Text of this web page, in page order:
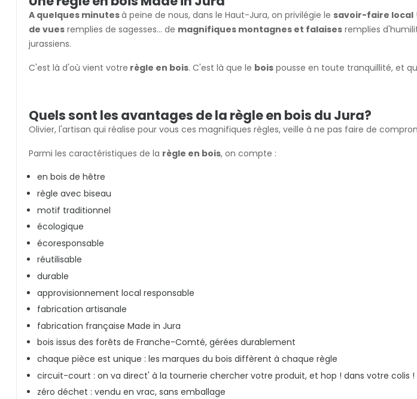
A quelques minutesà peine de nous, dans le Haut-Jura, on privilégie le savoir-faire local
de vues remplies de sagesses... de magnifiques montagnes et falaises remplies
jurassiens.
C'est là d'où vient votre règle en bois. C'est là que le bois pousse en toute tranquillité, et
Quels sont les avantages de la règle en bois du Jura?
Olivier, l'artisan qui réalise pour vous ces magnifiques règles, veille à ne pas faire de
Parmi les caractéristiques de la règle en bois, on compte :
en bois de hêtre
règle avec biseau
motif traditionnel
écologique
écoresponsable
réutilisable
durable
approvisionnement local responsable
fabrication artisanale
fabrication française Made in Jura
bois issus des forêts de Franche-Comté, gérées durablement
chaque pièce est unique : les marques du bois diffèrent à chaque règle
circuit-court : on va direct' à la tournerie chercher votre produit, et hop ! dans votre colis !
zéro déchet : vendu en vrac, sans emballage